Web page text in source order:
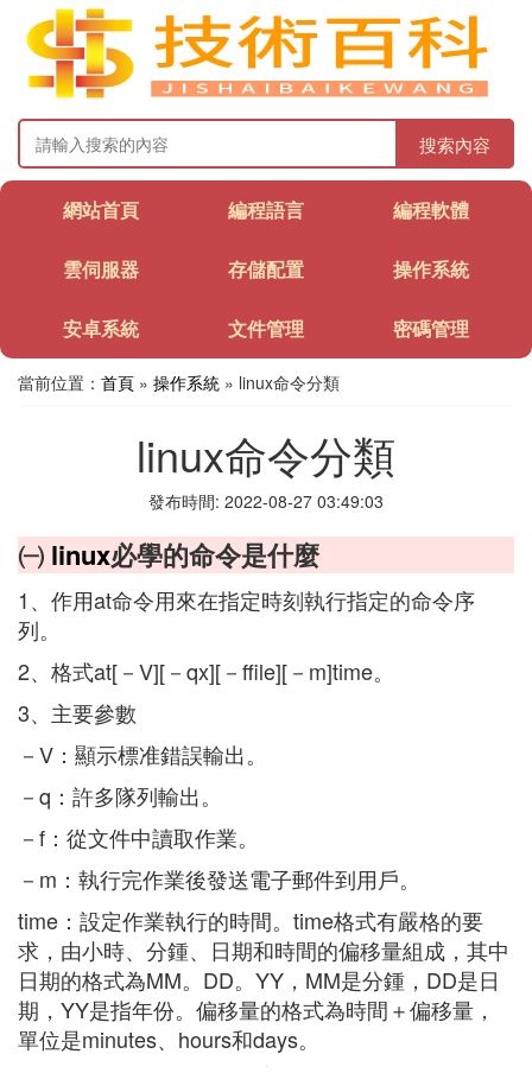
搜索內容
網站首頁 編程語言 編程軟體
雲伺服器 存儲配置 操作系統
安卓系統 文件管理 密碼管理
當前位置： 首頁 » 操作系統 » linux命令分類
linux命令分類
發布時間: 2022-08-27 03:49:03
㈠ linux必學的命令是什麼
1、作用at命令用來在指定時刻執行指定的命令序
列。
2、格式at[－V][－qx][－ffile][－m]time。
3、主要參數
－V：顯示標准錯誤輸出。
－q：許多隊列輸出。
－f：從文件中讀取作業。
－m：執行完作業後發送電子郵件到用戶。
time：設定作業執行的時間。time格式有嚴格的要
求，由小時、分鍾、日期和時間的偏移量組成，其中
日期的格式為MM。DD。YY，MM是分鍾，DD是日
期，YY是指年份。偏移量的格式為時間＋偏移量，
單位是minutes、hours和days。